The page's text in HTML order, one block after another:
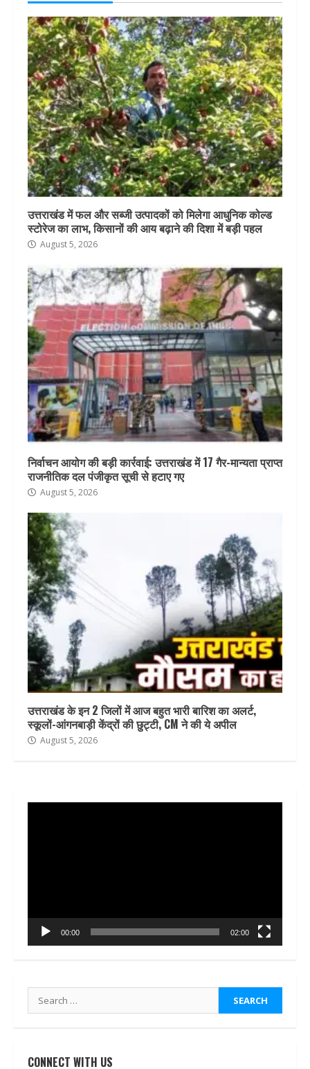
उत्तराखंड में फल और सब्जी उत्पादकों को मिलेगा आधुनिक कोल्ड
स्टोरेज का लाभ, किसानों की आय बढ़ाने की दिशा में बड़ी पहल
August 5, 2026
निर्वाचन आयोग की बड़ी कार्रवाई: उत्तराखंड में 17 गैर-मान्यता प्राप्त
राजनीतिक दल पंजीकृत सूची से हटाए गए
August 5, 2026
उत्तराखंड के इन 2 जिलों में आज बहुत भारी बारिश का अलर्ट,
स्कूलों-आंगनबाड़ी केंद्रों की छुट्टी, CM ने की ये अपील
August 5, 2026
00:00 02:00
Search
for:
CONNECT WITH US